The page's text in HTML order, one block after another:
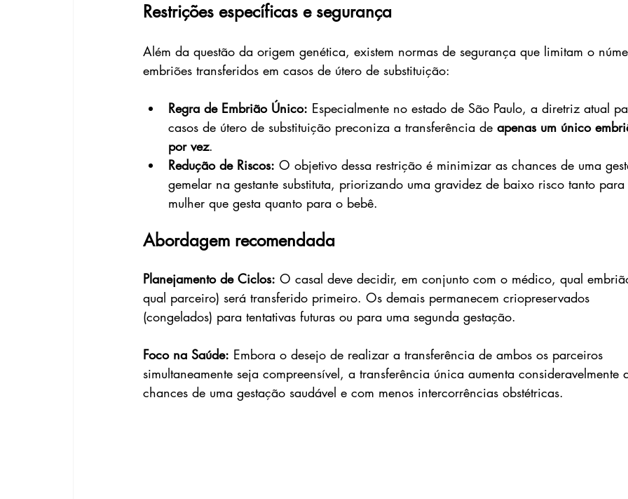
Restrições específicas e segurança
Além da questão da origem genética, existem normas de segurança que limitam o
embriões transferidos em casos de útero de substituição:
Regra de Embrião Único: Especialmente no estado de São Paulo, a diretriz atual
casos de útero de substituição preconiza a transferência de apenas um único
por vez.
Redução de Riscos: O objetivo dessa restrição é minimizar as chances de uma
gemelar na gestante substituta, priorizando uma gravidez de baixo risco tanto
mulher que gesta quanto para o bebê.
Abordagem recomendada
Planejamento de Ciclos: O casal deve decidir, em conjunto com o médico, qual
qual parceiro) será transferido primeiro. Os demais permanecem criopreservados
(congelados) para tentativas futuras ou para uma segunda gestação.
Foco na Saúde: Embora o desejo de realizar a transferência de ambos os parceiros
simultaneamente seja compreensível, a transferência única aumenta consideravelmente
chances de uma gestação saudável e com menos intercorrências obstétricas.